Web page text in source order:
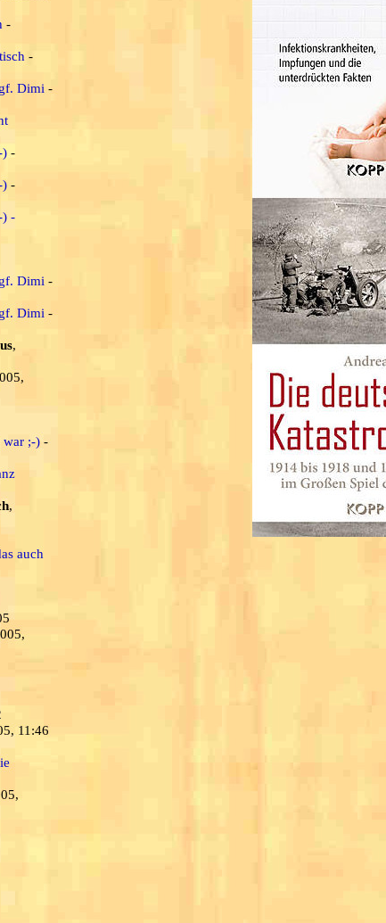
-
-
Dimi -
) -
) -
) -
Dimi -
Dimi -
,
war ;-) -
,
auch
11:46